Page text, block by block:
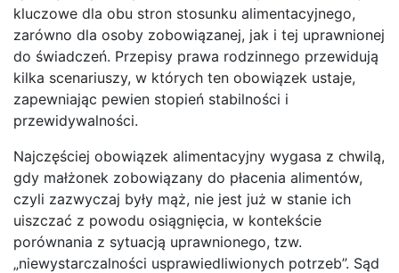
kluczowe dla obu stron stosunku alimentacyjnego,
zarówno dla osoby zobowiązanej, jak i tej uprawnionej
do świadczeń. Przepisy prawa rodzinnego przewidują
kilka scenariuszy, w których ten obowiązek ustaje,
zapewniając pewien stopień stabilności i
przewidywalności.
Najczęściej obowiązek alimentacyjny wygasa z chwilą,
gdy małżonek zobowiązany do płacenia alimentów,
czyli zazwyczaj były mąż, nie jest już w stanie ich
uiszczać z powodu osiągnięcia, w kontekście
porównania z sytuacją uprawnionego, tzw.
„niewystarczalności usprawiedliwionych potrzeb”. Sąd